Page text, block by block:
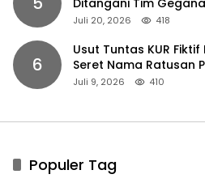
Juli 20, 2026 418
6
Usut Tuntas KUR Fiktif
Seret Nama Ratusan
Juli 9, 2026 410
Populer Tag